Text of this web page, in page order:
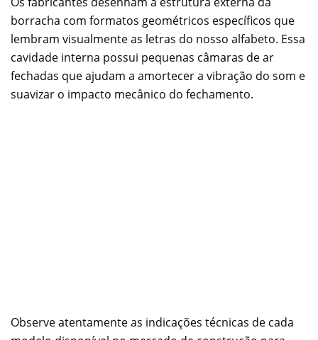
borracha com formatos geométricos específicos que
lembram visualmente as letras do nosso alfabeto. Essa
cavidade interna possui pequenas câmaras de ar
fechadas que ajudam a amortecer a vibração do som e
suavizar o impacto mecânico do fechamento.
Observe atentamente as indicações técnicas de cada